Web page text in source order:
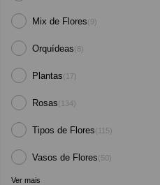
Mix de Flores(9)
Orquídeas(8)
Plantas(17)
Rosas(134)
Tipos de Flores(115)
Vasos de Flores(50)
Ver mais